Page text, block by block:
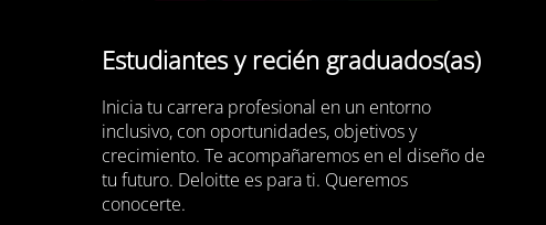
Estudiantes y recién graduados(as)
Inicia tu carrera profesional en un entorno
inclusivo, con oportunidades, objetivos y
crecimiento. Te acompañaremos en el diseño de
tu futuro. Deloitte es para ti. Queremos
conocerte.